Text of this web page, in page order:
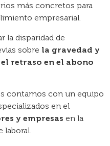
más concretos para
empresarial.
la disparidad de
sobre la gravedad y
retraso en el abono
contamos con un equipo
en el
y empresas en la
laboral.